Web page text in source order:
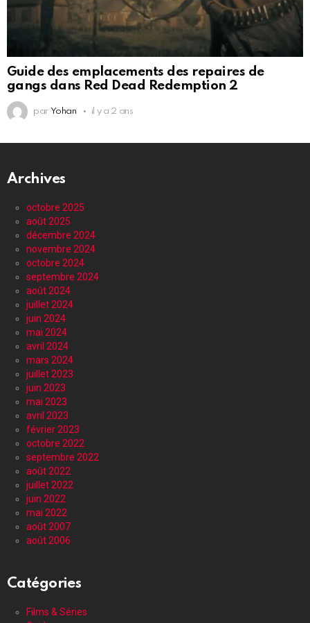
Guide des emplacements des repaires de
gangs dans Red Dead Redemption 2
par Yohan il y a 2 ans
Archives
octobre 2025
août 2025
décembre 2024
novembre 2024
octobre 2024
septembre 2024
août 2024
juillet 2024
juin 2024
mai 2024
avril 2024
mars 2024
juillet 2023
juin 2023
mai 2023
avril 2023
février 2023
octobre 2022
septembre 2022
août 2022
juillet 2022
juin 2022
mai 2022
août 2007
août 2006
Catégories
Films & Séries